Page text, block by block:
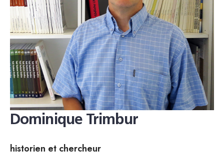
Dominique Trimbur
historien et chercheur